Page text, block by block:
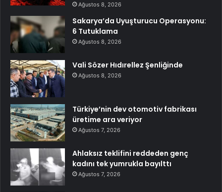
Ağustos 8, 2026
Sakarya’da Uyuşturucu Operasyonu:
6 Tutuklama
Ağustos 8, 2026
Vali Sözer Hıdırellez Şenliğinde
Ağustos 8, 2026
Türkiye’nin dev otomotiv fabrikası
üretime ara veriyor
Ağustos 7, 2026
Ahlaksız teklifini reddeden genç
kadını tek yumrukla bayılttı
Ağustos 7, 2026